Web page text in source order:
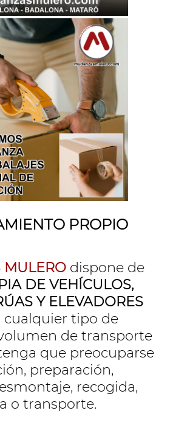
PROPIO
MULERO dispone de
DE VEHÍCULOS,
Y ELEVADORES
cualquier tipo de
de transporte
que preocuparse
preparación,
recogida,
o transporte.